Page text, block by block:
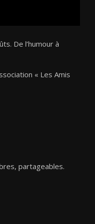
De l’humour à
« Les Amis
partageables.